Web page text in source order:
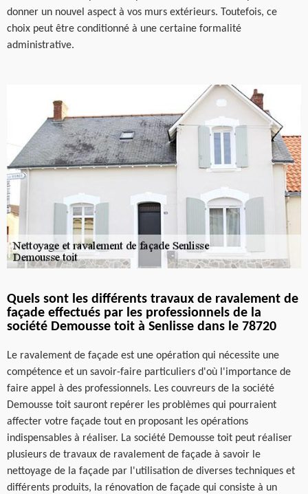
donner un nouvel aspect à vos murs extérieurs. Toutefois, ce
choix peut être conditionné à une certaine formalité
administrative.
Quels sont les différents travaux de ravalement de
façade effectués par les professionnels de la
société Demousse toit à Senlisse dans le 78720
Le ravalement de façade est une opération qui nécessite une
compétence et un savoir-faire particuliers d'où l'importance de
faire appel à des professionnels. Les couvreurs de la société
Demousse toit sauront repérer les problèmes qui pourraient
affecter votre façade tout en proposant les opérations
indispensables à réaliser. La société Demousse toit peut réaliser
plusieurs de travaux de ravalement de façade à savoir le
nettoyage de la façade par l'utilisation de diverses techniques et
différents produits, la rénovation de façade qui consiste à un